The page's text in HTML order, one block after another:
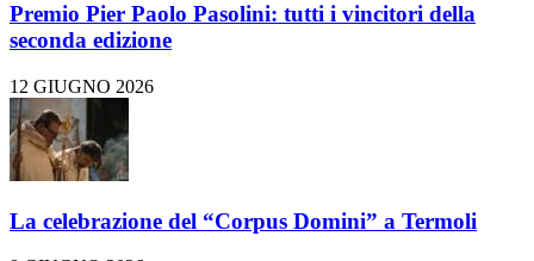
Premio Pier Paolo Pasolini: tutti i vincitori della
seconda edizione
12 GIUGNO 2026
La celebrazione del “Corpus Domini” a Termoli